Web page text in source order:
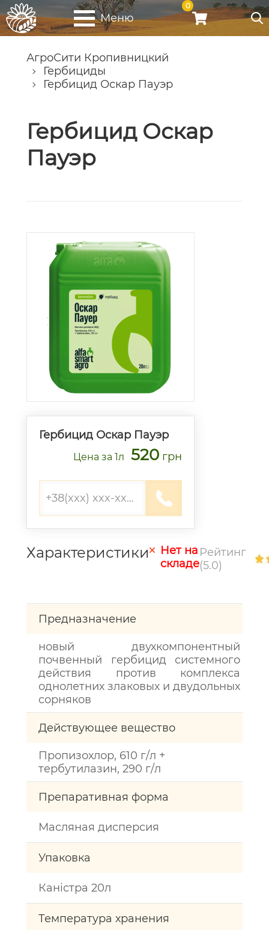
Меню
0
АгроСити Кропивницкий
Гербициды
Гербицид Оскар Пауэр
Гербицид Оскар
Пауэр
Гербицид Оскар Пауэр
Цена за 1л 520 грн
Характеристики
Нет на
складе
Рейтинг
(5.0)
Предназначение
новый двухкомпонентный
почвенный гербицид системного
действия против комплекса
однолетних злаковых и двудольных
сорняков
Действующее вещество
Пропизохлор, 610 г/л +
тербутилазин, 290 г/л
Препаративная форма
Масляная дисперсия
Упаковка
Каністра 20л
Температура хранения